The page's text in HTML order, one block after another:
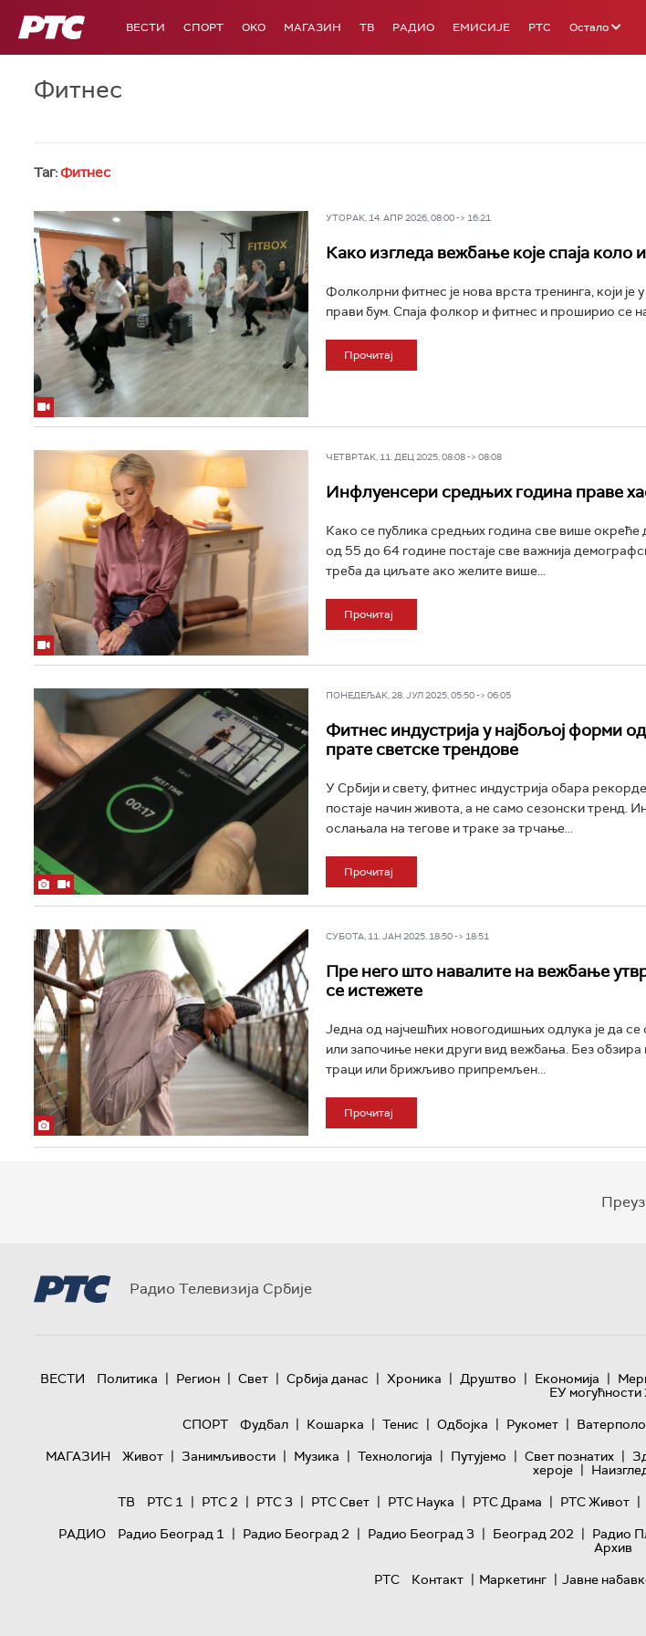
РТС ВЕСТИ СПОРТ OKO МАГАЗИН ТВ РАДИО ЕМИСИЈЕ РТС Остало
Фитнес
Таг:Фитнес
УТОРАК, 14. АПР 2026, 08:00 -> 16:21
Како изгледа вежбање које спаја коло
Фолколрни фитнес је нова врста тренинга, који
прави бум. Спаја фолкор и фитнес и проширио се на
Прочитај
ЧЕТВРТАК, 11. ДЕЦ 2025, 08:08 -> 08:08
Инфлуенсери средњих година праве
Како се публика средњих година све више окреће
од 55 до 64 године постаје све важнија
треба да циљате ако желите више...
Прочитај
ПОНЕДЕЉАК, 28. ЈУЛ 2025, 05:50 -> 06:05
Фитнес индустрија у најбољој форми
прате светске трендове
У Србији и свету, фитнес индустрија обара
постаје начин живота, а не само сезонски тренд.
ослањала на тегове и траке за трчање...
Прочитај
СУБОТА, 11. ЈАН 2025, 18:50 -> 18:51
Пре него што навалите на вежбање
се истежете
Једна од најчешћих новогодишњих одлука је да
или започиње неки други вид вежбања. Без обзира
траци или брижљиво припремљен...
Прочитај
Радио Телевизија Србије
ВЕСТИ Политика | Регион | Свет | Србија данас | Хроника | Друштво | Економија |
ЕУ могућности
СПОРТ
Фудбал | Кошарка | Тенис | Одбојка | Рукомет | Ватерполо
МАГАЗИН
Живот | Занимљивости | Музика | Технологијa | Путујемо | Свет познатих |
хероје |
ТВ
РТС 1 | РТС 2 | РТС 3 | РТС Свет | РТС Наука | РТС Драма | РТС Живот |
РАДИО
Радио Београд 1 | Радио Београд 2 | Радио Београд 3 | Београд 202 | Радио
Архив
РТС
Контакт | Маркетинг | Јавне